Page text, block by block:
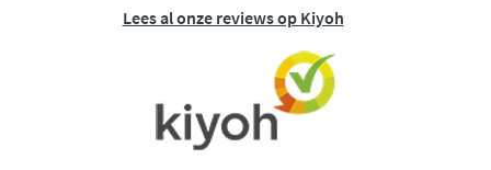
Lees al onze reviews op Kiyoh